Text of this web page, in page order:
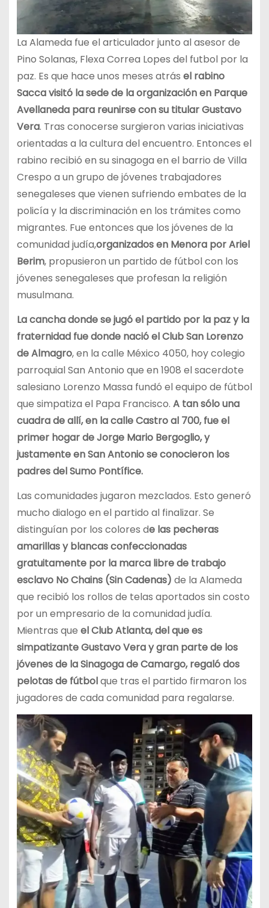
La Alameda fue el articulador junto al asesor de
Pino Solanas, Flexa Correa Lopes del futbol por la
paz. Es que hace unos meses atrás el rabino
Sacca visitó la sede de la organización en Parque
Avellaneda para reunirse con su titular Gustavo
Vera. Tras conocerse surgieron varias iniciativas
orientadas a la cultura del encuentro. Entonces el
rabino recibió en su sinagoga en el barrio de Villa
Crespo a un grupo de jóvenes trabajadores
senegaleses que vienen sufriendo embates de la
policía y la discriminación en los trámites como
migrantes. Fue entonces que los jóvenes de la
comunidad judía,organizados en Menora por Ariel
Berim, propusieron un partido de fútbol con los
jóvenes senegaleses que profesan la religión
musulmana.
La cancha donde se jugó el partido por la paz y la
fraternidad fue donde nació el Club San Lorenzo
de Almagro, en la calle México 4050, hoy colegio
parroquial San Antonio que en 1908 el sacerdote
salesiano Lorenzo Massa fundó el equipo de fútbol
que simpatiza el Papa Francisco. A tan sólo una
cuadra de allí, en la calle Castro al 700, fue el
primer hogar de Jorge Mario Bergoglio, y
justamente en San Antonio se conocieron los
padres del Sumo Pontífice.
Las comunidades jugaron mezclados. Esto generó
mucho dialogo en el partido al finalizar. Se
distinguían por los colores de las pecheras
amarillas y blancas confeccionadas
gratuitamente por la marca libre de trabajo
esclavo No Chains (Sin Cadenas) de la Alameda
que recibió los rollos de telas aportados sin costo
por un empresario de la comunidad judía.
Mientras que el Club Atlanta, del que es
simpatizante Gustavo Vera y gran parte de los
jóvenes de la Sinagoga de Camargo, regaló dos
pelotas de fútbolque tras el partido firmaron los
jugadores de cada comunidad para regalarse.